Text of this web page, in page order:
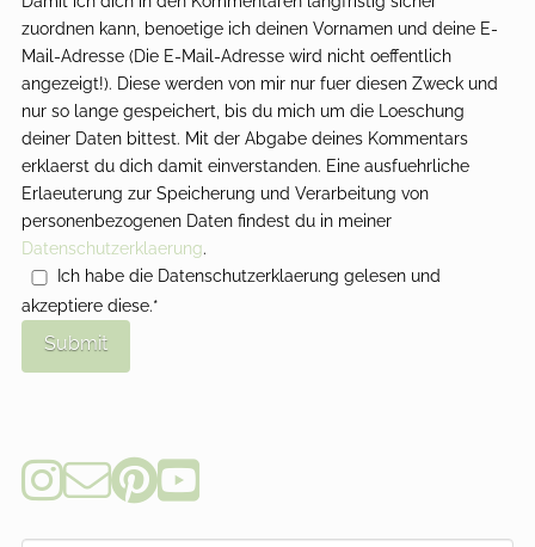
zuordnen kann, benoetige ich deinen Vornamen und deine E-
Mail-Adresse (Die E-Mail-Adresse wird nicht oeffentlich
angezeigt!). Diese werden von mir nur fuer diesen Zweck und
nur so lange gespeichert, bis du mich um die Loeschung
deiner Daten bittest. Mit der Abgabe deines Kommentars
erklaerst du dich damit einverstanden. Eine ausfuehrliche
Erlaeuterung zur Speicherung und Verarbeitung von
personenbezogenen Daten findest du in meiner
Datenschutzerklaerung.
Ich habe die Datenschutzerklaerung gelesen und
akzeptiere diese.*